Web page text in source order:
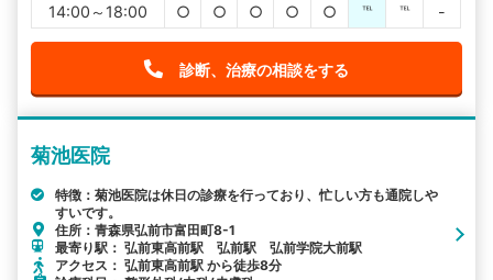
14:00～18:00
○ ○ ○ ○ ○ ℡ ℡ -
診断、治療の相談をする
菊池医院
特徴：菊池医院は休日の診療を行っており、忙しい方も通院しや
すいです。
住所：青森県弘前市富田町8-1
最寄り駅： 弘前東高前駅 弘前駅 弘前学院大前駅
アクセス： 弘前東高前駅 から徒歩8分